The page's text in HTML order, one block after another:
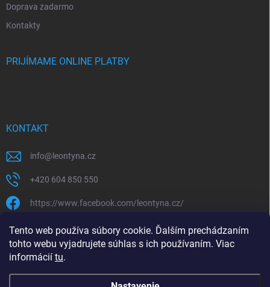
Tento web používa súbory cookie. Ďalším prechádzaním
tohto webu vyjadrujete súhlas s ich používaním. Viac
informácií tu.
Doprava zadarmo
Kontakty
PRIJÍMAME ONLINE PLATBY
KONTAKT
info@ leontyna.cz
+420 604 850 550
https://www.facebook.com/leontyna.cz/
leontyna.cz
@leontyna.cz